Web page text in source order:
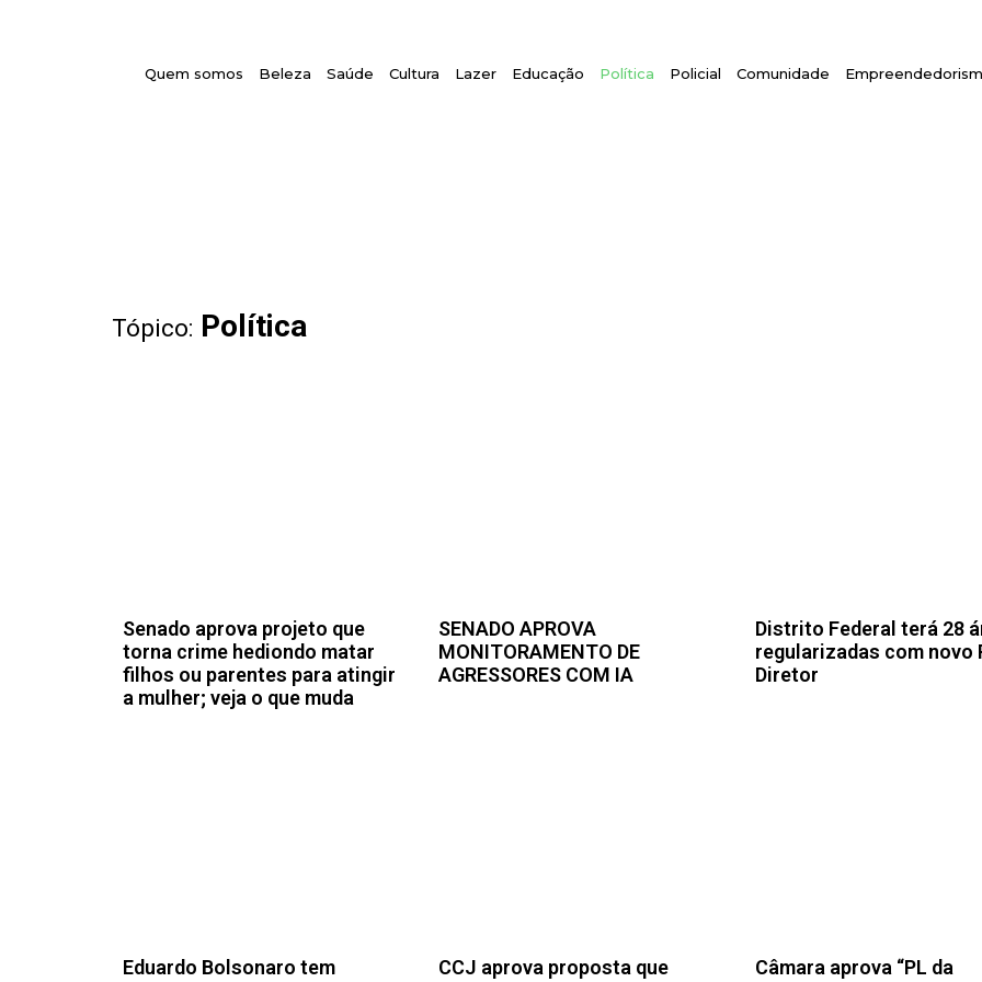
Quem somos Beleza Saúde Cultura Lazer Educação Política Policial Comunidade
Tópico: Política
Senado aprova projeto que
torna crime hediondo matar
filhos ou parentes para atingir
a mulher; veja o que muda
SENADO APROVA
MONITORAMENTO DE
AGRESSORES COM IA
Distrito Federal terá 28
regularizadas com novo
Diretor
Eduardo Bolsonaro tem
CCJ aprova proposta que
Câmara aprova “PL da